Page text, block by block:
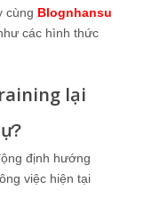
cùng Blognhansu
các hình thức
lại
định hướng
việc hiện tại